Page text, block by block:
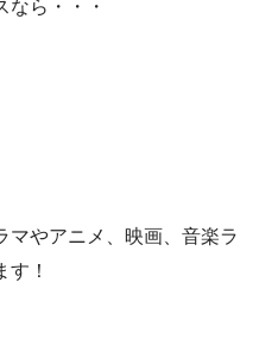
なら・・・
マやアニメ、映画、音楽ラ
！